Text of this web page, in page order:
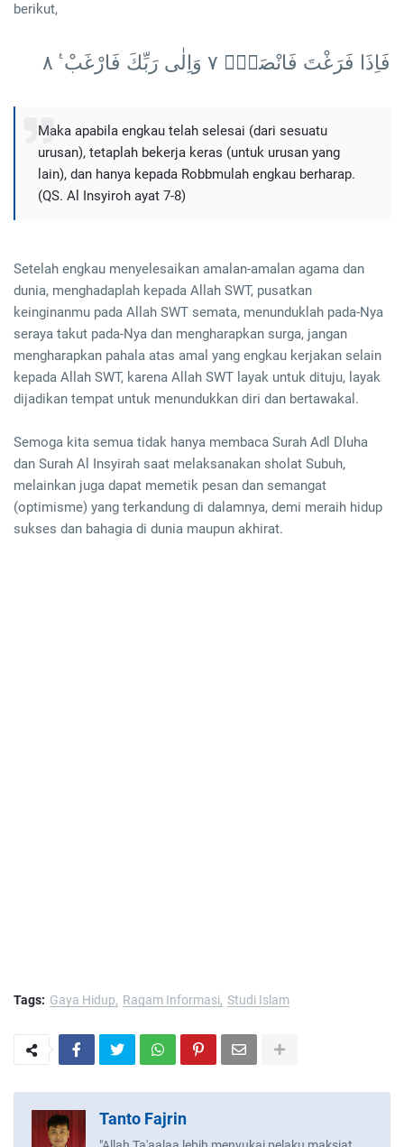
berikut,
فَاِذَا فَرَغْتَ فَانْصَبْۙ ٧ وَاِلٰى رَبِّكَ فَارْغَبْ ࣖ ٨
Maka apabila engkau telah selesai (dari sesuatu
urusan), tetaplah bekerja keras (untuk urusan yang
lain), dan hanya kepada Robbmulah engkau berharap.
(QS. Al Insyiroh ayat 7-8)
Setelah engkau menyelesaikan amalan-amalan agama dan
dunia, menghadaplah kepada Allah SWT, pusatkan
keinginanmu pada Allah SWT semata, menunduklah pada-Nya
seraya takut pada-Nya dan mengharapkan surga, jangan
mengharapkan pahala atas amal yang engkau kerjakan selain
kepada Allah SWT, karena Allah SWT layak untuk dituju, layak
dijadikan tempat untuk menundukkan diri dan bertawakal.
Semoga kita semua tidak hanya membaca Surah Adl Dluha
dan Surah Al Insyirah saat melaksanakan sholat Subuh,
melainkan juga dapat memetik pesan dan semangat
(optimisme) yang terkandung di dalamnya, demi meraih hidup
sukses dan bahagia di dunia maupun akhirat.
Tags: Gaya Hidup Ragam Informasi Studi Islam
Tanto Fajrin